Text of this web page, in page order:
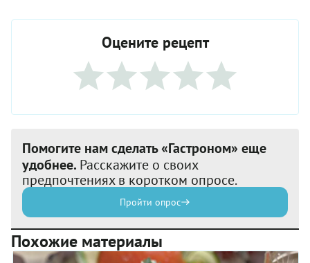
Оцените рецепт
Помогите нам сделать «Гастроном» еще
удобнее. Расскажите о своих
предпочтениях в коротком опросе.
Пройти опрос
Похожие материалы